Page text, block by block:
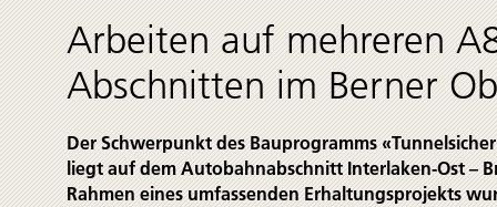
Arbeiten auf mehreren
Abschnitten im Berner
Der Schwerpunkt des Bau­programms
liegt auf dem Autobahn­abschnitt Interlaken-Ost –
Rahmen eines umfassenden Erhaltungs­projekts